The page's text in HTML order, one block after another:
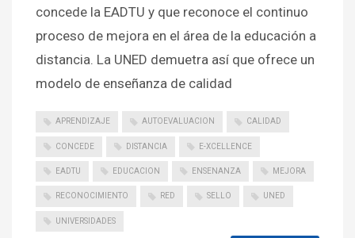
concede la EADTU y que reconoce el continuo
proceso de mejora en el área de la educación a
distancia. La UNED demuetra así que ofrece un
modelo de enseñanza de calidad
APRENDIZAJE AUTOEVALUACION CALIDAD
CONCEDE DISTANCIA E-XCELLENCE
EADTU EDUCACION ENSENANZA MEJORA
RECONOCIMIENTO RED SELLO UNED
UNIVERSIDADES